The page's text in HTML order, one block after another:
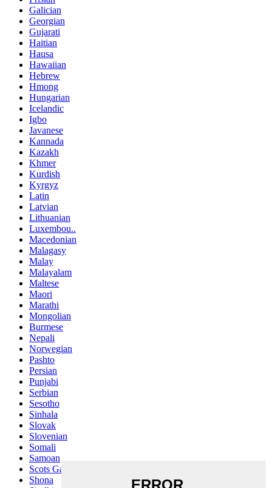
Galician
Georgian
Gujarati
Haitian
Hausa
Hawaiian
Hebrew
Hmong
Hungarian
Icelandic
Igbo
Javanese
Kannada
Kazakh
Khmer
Kurdish
Kyrgyz
Latin
Latvian
Lithuanian
Luxembou..
Macedonian
Malagasy
Malay
Malayalam
Maltese
Maori
Marathi
Mongolian
Burmese
Nepali
Norwegian
Pashto
Persian
Punjabi
Serbian
Sesotho
Sinhala
Slovak
Slovenian
Somali
Samoan
Scots Gaelic
Shona